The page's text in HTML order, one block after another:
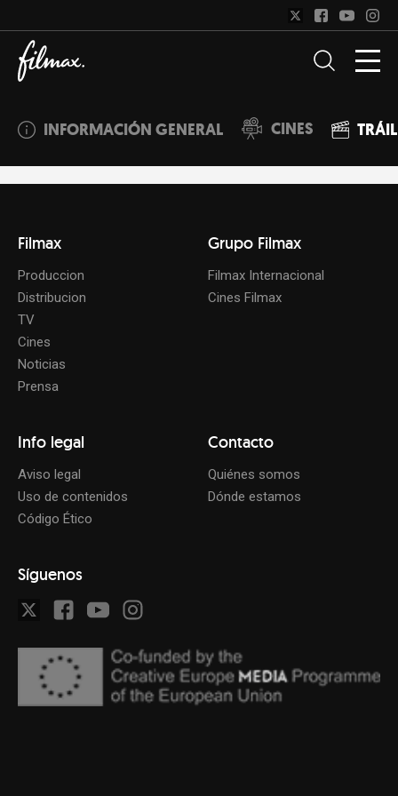
INFORMACIÓN GENERAL CINES
Filmax
Produccion
Distribucion
TV
Cines
Noticias
Prensa
Grupo Filmax
Filmax Internacional
Cines Filmax
Info legal
Aviso legal
Uso de contenidos
Código Ético
Contacto
Quiénes somos
Dónde estamos
Síguenos